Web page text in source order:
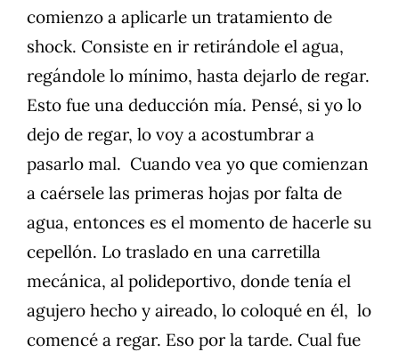
comienzo a aplicarle un tratamiento de
shock. Consiste en ir retirándole el agua,
regándole lo mínimo, hasta dejarlo de regar.
Esto fue una deducción mía. Pensé, si yo lo
dejo de regar, lo voy a acostumbrar a
pasarlo mal. Cuando vea yo que comienzan
a caérsele las primeras hojas por falta de
agua, entonces es el momento de hacerle su
cepellón. Lo traslado en una carretilla
mecánica, al polideportivo, donde tenía el
agujero hecho y aireado, lo coloqué en él, lo
comencé a regar. Eso por la tarde. Cual fue